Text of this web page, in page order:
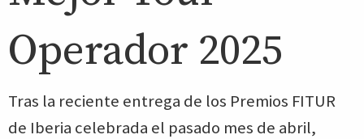
Operador 2025
Tras la reciente entrega de los Premios FITUR
de Iberia celebrada el pasado mes de abril,